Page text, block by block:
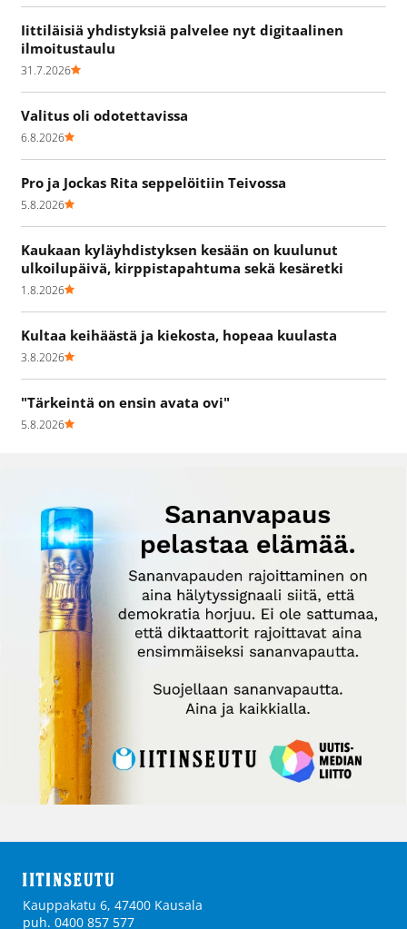
Iittiläisiä yhdistyksiä palvelee nyt digitaalinen
ilmoitustaulu
31.7.2026
Valitus oli odotettavissa
6.8.2026
Pro ja Jockas Rita seppelöitiin Teivossa
5.8.2026
Kaukaan kyläyhdistyksen kesään on kuulunut
ulkoilupäivä, kirppistapahtuma sekä kesäretki
1.8.2026
Kultaa keihäästä ja kiekosta, hopeaa kuulasta
3.8.2026
"Tärkeintä on ensin avata ovi"
5.8.2026
Kauppakatu 6, 47400 Kausala
puh. 0400 857 577